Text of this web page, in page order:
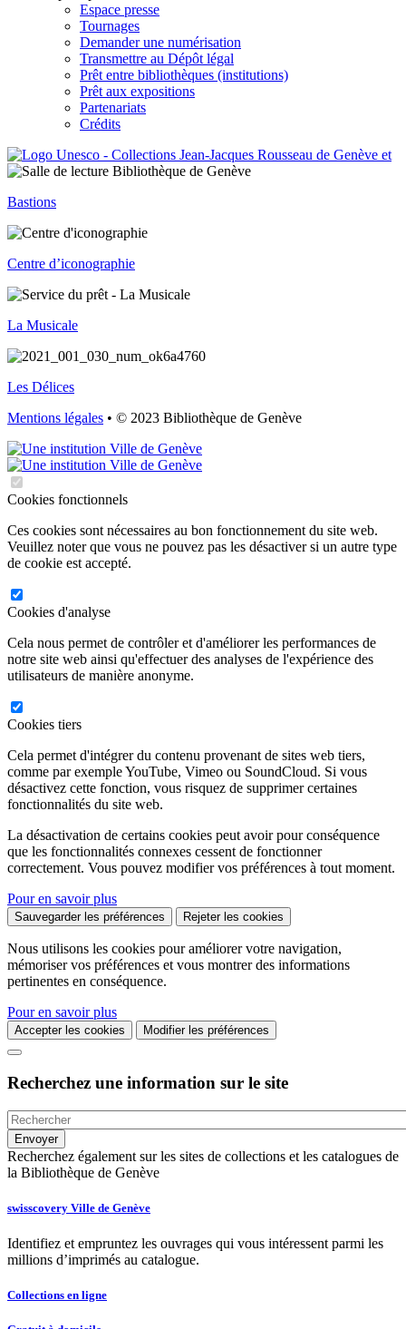
Espace presse
Tournages
Demander une numérisation
Transmettre au Dépôt légal
Prêt entre bibliothèques (institutions)
Prêt aux expositions
Partenariats
Crédits
Bastions
Centre d’iconographie
La Musicale
Les Délices
Mentions légales • © 2023 Bibliothèque de Genève
Cookies fonctionnels
Ces cookies sont nécessaires au bon fonctionnement du site web.
Veuillez noter que vous ne pouvez pas les désactiver si un autre type
de cookie est accepté.
Cookies d'analyse
Cela nous permet de contrôler et d'améliorer les performances de
notre site web ainsi qu'effectuer des analyses de l'expérience des
utilisateurs de manière anonyme.
Cookies tiers
Cela permet d'intégrer du contenu provenant de sites web tiers,
comme par exemple YouTube, Vimeo ou SoundCloud. Si vous
désactivez cette fonction, vous risquez de supprimer certaines
fonctionnalités du site web.
La désactivation de certains cookies peut avoir pour conséquence
que les fonctionnalités connexes cessent de fonctionner
correctement. Vous pouvez modifier vos préférences à tout moment.
Pour en savoir plus
Sauvegarder les préférences Rejeter les cookies
Nous utilisons les cookies pour améliorer votre navigation,
mémoriser vos préférences et vous montrer des informations
pertinentes en conséquence.
Pour en savoir plus
Accepter les cookies Modifier les préférences
Recherchez une information sur le site
Recherchez également sur les sites de collections et les catalogues de
la Bibliothèque de Genève
swisscovery Ville de Genève
Identifiez et empruntez les ouvrages qui vous intéressent parmi les
millions d’imprimés au catalogue.
Collections en ligne